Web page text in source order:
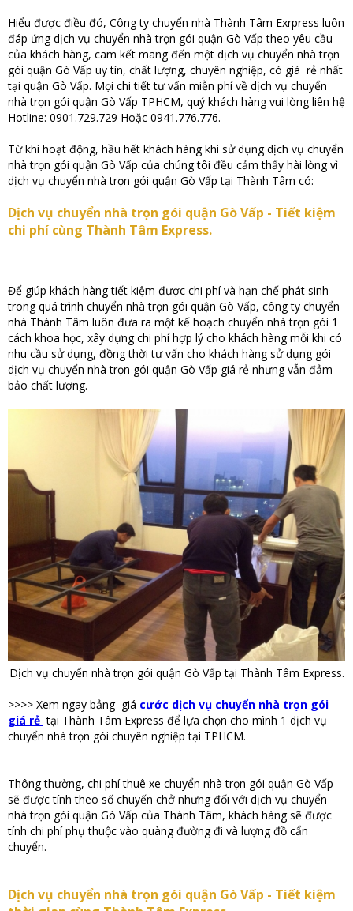
Hiểu được điều đó, Công ty chuyển nhà Thành Tâm Exrpress luôn
đáp ứng dịch vụ chuyển nhà trọn gói quận Gò Vấp theo yêu cầu
của khách hàng, cam kết mang đến một dịch vụ chuyển nhà trọn
gói quận Gò Vấp uy tín, chất lượng, chuyên nghiệp, có giá rẻ nhất
tại quận Gò Vấp. Mọi chi tiết tư vấn miễn phí về dịch vụ chuyển
nhà trọn gói quận Gò Vấp TPHCM, quý khách hàng vui lòng liên hệ
Hotline: 0901.729.729 Hoặc 0941.776.776.
Từ khi hoạt động, hầu hết khách hàng khi sử dụng dịch vụ chuyển
nhà trọn gói quận Gò Vấp của chúng tôi đều cảm thấy hài lòng vì
dịch vụ chuyển nhà trọn gói quận Gò Vấp tại Thành Tâm có:
Dịch vụ chuyển nhà trọn gói quận Gò Vấp - Tiết kiệm
chi phí cùng Thành Tâm Express.
Để giúp khách hàng tiết kiệm được chi phí và hạn chế phát sinh
trong quá trình chuyển nhà trọn gói quận Gò Vấp, công ty chuyển
nhà Thành Tâm luôn đưa ra một kế hoạch chuyển nhà trọn gói 1
cách khoa học, xây dựng chi phí hợp lý cho khách hàng mỗi khi có
nhu cầu sử dụng, đồng thời tư vấn cho khách hàng sử dụng gói
dịch vụ chuyển nhà trọn gói quận Gò Vấp giá rẻ nhưng vẫn đảm
bảo chất lượng.
Dịch vụ chuyển nhà trọn gói quận Gò Vấp tại Thành Tâm Express.
>>>> Xem ngay bảng giá cước dịch vụ chuyển nhà trọn gói
giá rẻ tại Thành Tâm Express để lựa chọn cho mình 1 dịch vụ
chuyển nhà trọn gói chuyên nghiệp tại TPHCM.
Thông thường, chi phí thuê xe chuyển nhà trọn gói quận Gò Vấp
sẽ được tính theo số chuyến chở nhưng đối với dịch vụ chuyển
nhà trọn gói quận Gò Vấp của Thành Tâm, khách hàng sẽ được
tính chi phí phụ thuộc vào quàng đường đi và lượng đồ cẩn
chuyển.
Dịch vụ chuyển nhà trọn gói quận Gò Vấp - Tiết kiệm